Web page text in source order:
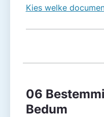
Kies welke
06
Bedum